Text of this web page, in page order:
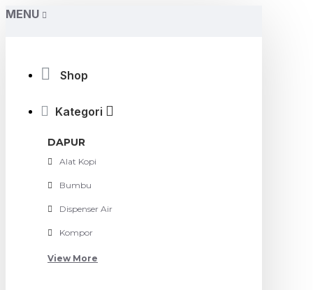
MENU
Shop
Kategori
DAPUR
Alat Kopi
Bumbu
Dispenser Air
Kompor
View More